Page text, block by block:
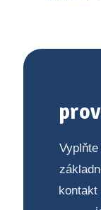
kontakt